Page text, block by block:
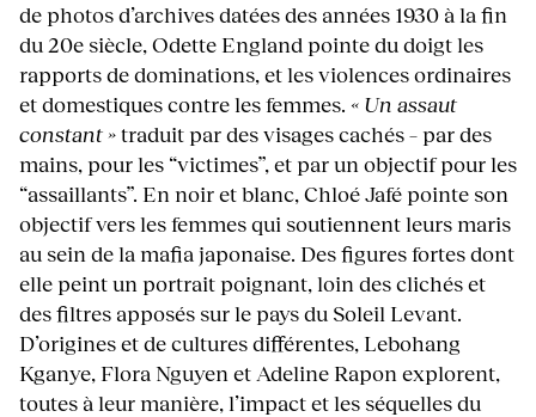
de photos d’archives datées des années 1930 à la fin
du 20e siècle, Odette England pointe du doigt les
rapports de dominations, et les violences ordinaires
et domestiques contre les femmes. « Un assaut
constant »traduit par des visages cachés – par des
mains, pour les “victimes”, et par un objectif pour les
“assaillants”. En noir et blanc, Chloé Jafé pointe son
objectif vers les femmes qui soutiennent leurs maris
au sein de la mafia japonaise. Des figures fortes dont
elle peint un portrait poignant, loin des clichés et
des filtres apposés sur le pays du Soleil Levant.
D’origines et de cultures différentes, Lebohang
Kganye, Flora Nguyen et Adeline Rapon explorent,
toutes à leur manière, l’impact et les séquelles du